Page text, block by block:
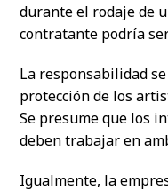
durante el rodaje de
contratante podría
La responsabilidad
protección de los
Se presume que los
deben trabajar en
Igualmente, la